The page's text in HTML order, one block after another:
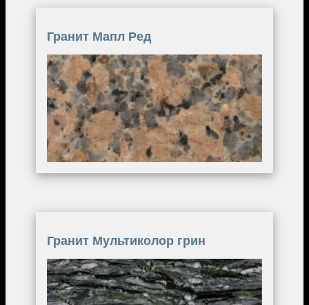
Гранит Мапл Ред
Image
Гранит Мультиколор грин
Image